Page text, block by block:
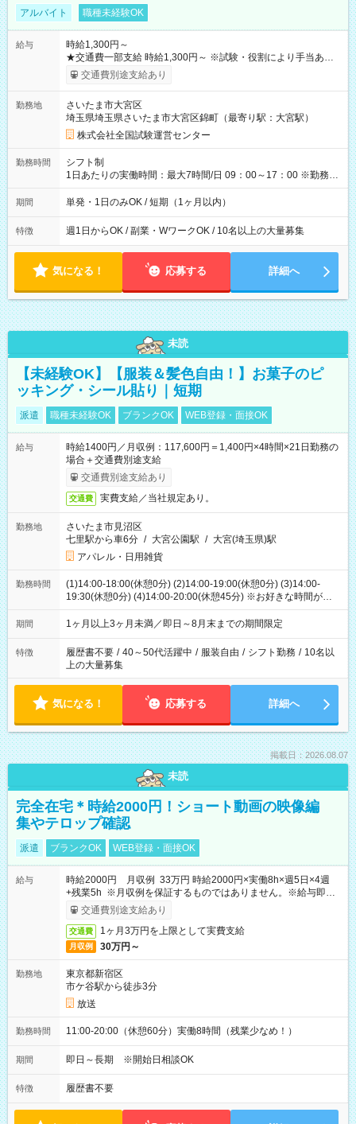
アルバイト 職種未経験OK
給与
時給1,300円～
★交通費一部支給 時給1,300円～ ※試験・役割により手当あり
※勤務回数により昇給あり 【即給（前払い）オプションあ
り！】 希望される場合、勤務から1週間ほどで給与の一部を受け
例】 ・河合塾模擬試験 8:30～17:30（休憩1時間） 時給1,300円
×8時間＝日収10,400円＋交通費 ※当日の役割により時給＋100
円の場合あり ・国家試験 7:00～13:30（休憩なし） 時給1,300
円（役割手当＋100円）×6時間＝日収8,400円＋交通費 【試用期
間】試用期間なし
交通費別途支給あり
勤務地
さいたま市大宮区
埼玉県埼玉県さいたま市大宮区錦町（最寄り駅：大宮駅）
株式会社全国試験運営センター
勤務時間
シフト制
1日あたりの実働時間：最大7時間/日 09：00～17：00 ※勤務時
間は 試験により異なります。
期間 単発・1日のみOK / 短期（1ヶ月以内）
特徴 週1日からOK / 副業・WワークOK / 10名以上の大量募集
気になる！ 応募する 詳細へ
未読
【未経験OK】【服装＆髪色自由！】お菓子のピ
ッキング・シール貼り｜短期
派遣 職種未経験OK ブランクOK WEB登録・面接OK
給与
時給1400円／月収例：117,600円＝1,400円×4時間×21日勤務の
場合＋交通費別途支給
交通費別途支給あり
交通費 実費支給／当社規定あり。
勤務地
さいたま市見沼区
七里駅から車6分 / 大宮公園駅 / 大宮(埼玉県)駅
アパレル・日用雑貨
勤務時間
(1)14:00-18:00(休憩0分) (2)14:00-19:00(休憩0分) (3)14:00-
19:30(休憩0分) (4)14:00-20:00(休憩45分) ※お好きな時間が選べ
ます
期間 1ヶ月以上3ヶ月未満／即日～8月末までの期間限定
特徴 履歴書不要 / 40～50代活躍中 / 服装自由 / シフト勤務 / 10名以
上の大量募集
気になる！ 応募する 詳細へ
掲載日：2026.08.07
未読
完全在宅＊時給2000円！ショート動画の映像編
集やテロップ確認
派遣 ブランクOK WEB登録・面接OK
給与
時給2000円 月収例 33万円 時給2000円×実働8h×週5日×4週
+残業5h ※月収例を保証するものではありません。※給与即受
取りサービス利用可（利用条件有）
交通費別途支給あり
交通費 1ヶ月3万円を上限として実費支給
月収例 30万円～
勤務地
東京都新宿区
市ケ谷駅から徒歩3分
放送
勤務時間 11:00-20:00（休憩60分）実働8時間（残業少なめ！）
期間 即日～長期 ※開始日相談OK
特徴 履歴書不要